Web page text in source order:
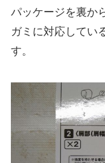
パッケージを裏か
ガミに対応してい
す。